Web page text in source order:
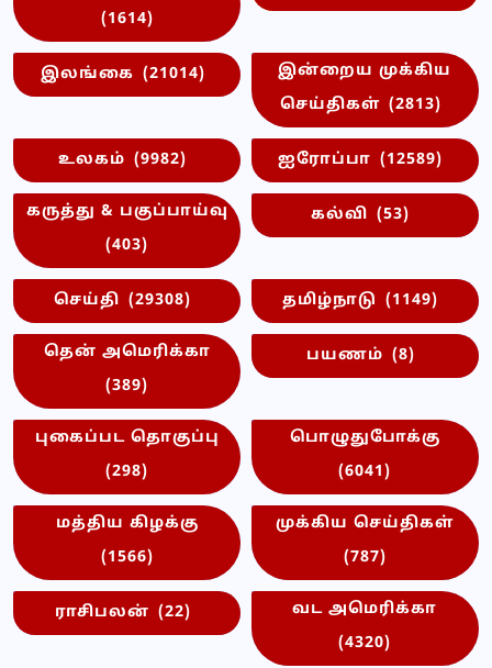
(1614)
இலங்கை (21014)
இன்றைய முக்கிய
செய்திகள் (2813)
உலகம் (9982) ஐரோப்பா (12589)
கருத்து & பகுப்பாய்வு
(403)
கல்வி (53)
செய்தி (29308) தமிழ்நாடு (1149)
தென் அமெரிக்கா
(389)
பயணம் (8)
புகைப்பட தொகுப்பு
(298)
பொழுதுபோக்கு
(6041)
மத்திய கிழக்கு
(1566)
முக்கிய செய்திகள்
(787)
ராசிபலன் (22)
வட அமெரிக்கா
(4320)